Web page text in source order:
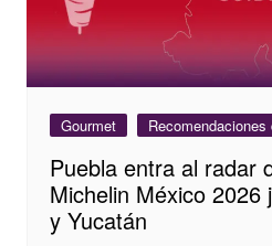
Gourmet
Puebla entra al radar
Michelin México 2026
y Yucatán